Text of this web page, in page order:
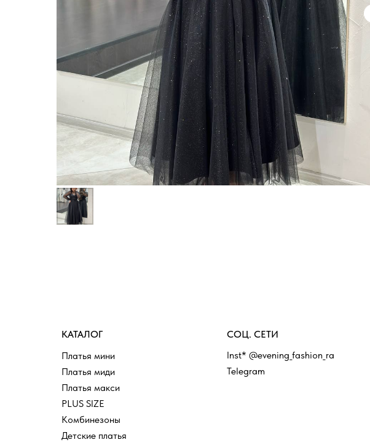
Inst* @evening_fashion_ra
Telegram
СОЦ. СЕТИ
КАТАЛОГ
Платья мини
Платья миди
Платья макси
PLUS SIZE
Детские платья
Комбинезоны